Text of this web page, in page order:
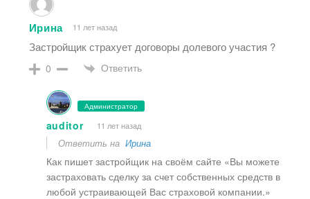
Ирина 11 лет назад
Застройщик страхует договоры долевого участия ?
0 Ответить
Администратор
auditor 11 лет назад
Ответить на Ирина
Как пишет застройщик на своём сайте «Вы можете
застраховать сделку за счет собственных средств в
любой устраивающей Вас страховой компании.»